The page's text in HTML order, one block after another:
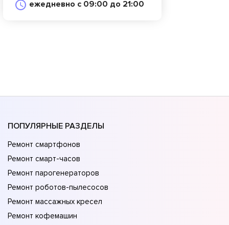
ежедневно с 09:00 до 21:00
ПОПУЛЯРНЫЕ РАЗДЕЛЫ
Ремонт смартфонов
Ремонт смарт-часов
Ремонт парогенераторов
Ремонт роботов-пылесосов
Ремонт массажных кресел
Ремонт кофемашин